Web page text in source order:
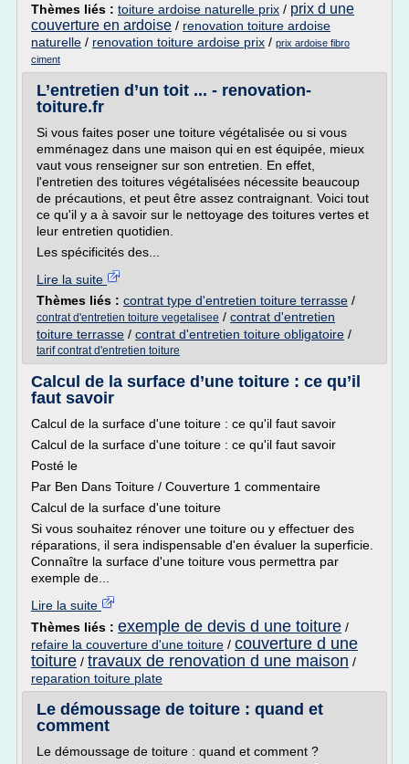
Thèmes liés : toiture ardoise naturelle prix / prix d une
couverture en ardoise / renovation toiture ardoise
naturelle / renovation toiture ardoise prix / prix ardoise fibro
ciment
L’entretien d’un toit ... - renovation-
toiture.fr
Si vous faites poser une toiture végétalisée ou si vous
emménagez dans une maison qui en est équipée, mieux
vaut vous renseigner sur son entretien. En effet,
l'entretien des toitures végétalisées nécessite beaucoup
de précautions, et peut être assez contraignant. Voici tout
ce qu'il y a à savoir sur le nettoyage des toitures vertes et
leur entretien quotidien.
Les spécificités des...
Lire la suite
Thèmes liés : contrat type d'entretien toiture terrasse /
contrat d'entretien toiture vegetalisee / contrat d'entretien
toiture terrasse / contrat d'entretien toiture obligatoire /
tarif contrat d'entretien toiture
Calcul de la surface d’une toiture : ce qu’il
faut savoir
Calcul de la surface d'une toiture : ce qu'il faut savoir
Calcul de la surface d'une toiture : ce qu'il faut savoir
Posté le
Par Ben Dans Toiture / Couverture 1 commentaire
Calcul de la surface d'une toiture
Si vous souhaitez rénover une toiture ou y effectuer des
réparations, il sera indispensable d'en évaluer la superficie.
Connaître la surface d'une toiture vous permettra par
exemple de...
Lire la suite
Thèmes liés : exemple de devis d une toiture /
refaire la couverture d'une toiture / couverture d une
toiture / travaux de renovation d une maison /
reparation toiture plate
Le démoussage de toiture : quand et
comment
Le démoussage de toiture : quand et comment ?